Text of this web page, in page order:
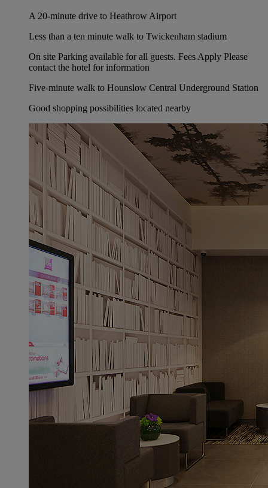
A 20-minute drive to Heathrow Airport
Less than a ten minute walk to Twickenham stadium
On site Parking available for all guests. Fees Apply Please
contact the hotel for information
Five-minute walk to Hounslow Central Underground Station
Good shopping possibilities located nearby